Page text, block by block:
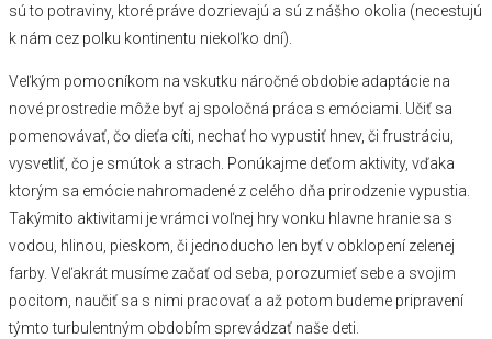
sú to potraviny, ktoré práve dozrievajú a sú z nášho okolia (necestujú
k nám cez polku kontinentu niekoľko dní).
Veľkým pomocníkom na vskutku náročné obdobie adaptácie na
nové prostredie môže byť aj spoločná práca s emóciami. Učiť sa
pomenovávať, čo dieťa cíti, nechať ho vypustiť hnev, či frustráciu,
vysvetliť, čo je smútok a strach. Ponúkajme deťom aktivity, vďaka
ktorým sa emócie nahromadené z celého dňa prirodzenie vypustia.
Takýmito aktivitami je vrámci voľnej hry vonku hlavne hranie sa s
vodou, hlinou, pieskom, či jednoducho len byť v obklopení zelenej
farby. Veľakrát musíme začať od seba, porozumieť sebe a svojim
pocitom, naučiť sa s nimi pracovať a až potom budeme pripravení
týmto turbulentným obdobím sprevádzať naše deti.